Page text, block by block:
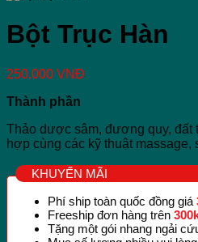
Bột Trục Hàn
250.000 VNĐ
Thành phần
Thảo dược sâm, đương quy, đất
hợp cùng các kỹ thuật
KHUYẾN MÃI
Phí ship toàn quốc đồng giá
Freeship đơn hàng trên
Tặng một gói nhang ngải